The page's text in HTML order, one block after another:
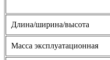
Длина/ширина/высота
Масса эксплуатационная